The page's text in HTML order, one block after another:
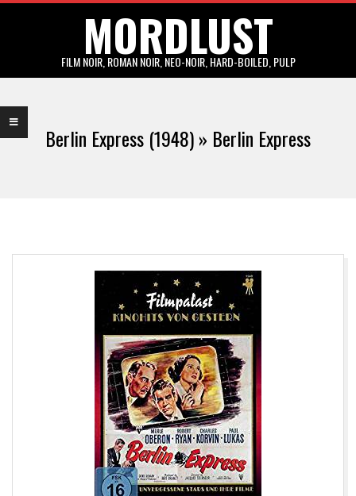
MORDLUST
FILM NOIR, ROMAN NOIR, NEO-NOIR, HARD-BOILED, PULP
Navigation
Berlin Express (1948) » Berlin Express